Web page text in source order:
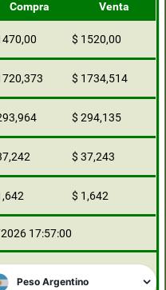
Compra Venta
$ 1520,00
$ 1734,514
$ 294,135
$ 37,243
$ 1,642
17:57:00